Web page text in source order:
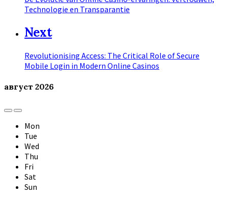
Technologie en Transparantie
Next
Revolutionising Access: The Critical Role of Secure
Mobile Login in Modern Online Casinos
август 2026
Previous
Month
Next
Month
Mon
Tue
Wed
Thu
Fri
Sat
Sun